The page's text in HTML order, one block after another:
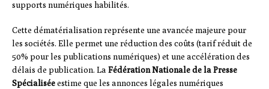
supports numériques habilités.
Cette dématérialisation représente une avancée majeure pour
les sociétés. Elle permet une réduction des coûts (tarif réduit de
50% pour les publications numériques) et une accélération des
délais de publication. La Fédération Nationale de la Presse
Spécialiséeestime que les annonces légales numériques